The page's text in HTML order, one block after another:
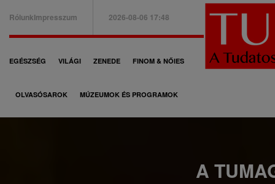
B
a
e
RólunkImpresszum 2026-08-06 17:48
F
ő
EGÉSZSÉG VILÁGI ZENEDE FINOM & NŐIES
OLVASÓSAROK MÚZEUMOK ÉS PROGRAMOK
A